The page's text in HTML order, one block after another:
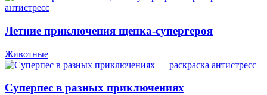
Летние приключения щенка-супергероя
Животные
Суперпес в разных приключениях